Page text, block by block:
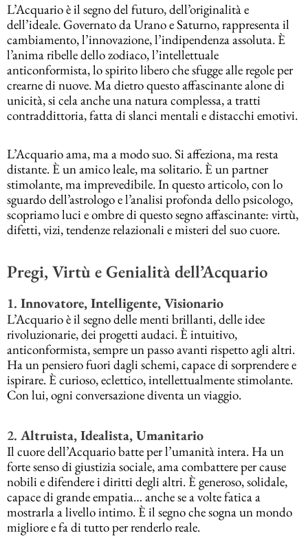
L’Acquario è il segno del futuro, dell’originalità e
dell’ideale. Governato da Urano e Saturno, rappresenta il
cambiamento, l’innovazione, l’indipendenza assoluta. È
l’anima ribelle dello zodiaco, l’intellettuale
anticonformista, lo spirito libero che sfugge alle regole per
crearne di nuove. Ma dietro questo affascinante alone di
unicità, si cela anche una natura complessa, a tratti
contraddittoria, fatta di slanci mentali e distacchi emotivi.
L’Acquario ama, ma a modo suo. Si affeziona, ma resta
distante. È un amico leale, ma solitario. È un partner
stimolante, ma imprevedibile. In questo articolo, con lo
sguardo dell’astrologo e l’analisi profonda dello psicologo,
scopriamo luci e ombre di questo segno affascinante: virtù,
difetti, vizi, tendenze relazionali e misteri del suo cuore.
Pregi, Virtù e Genialità dell’Acquario
1. Innovatore, Intelligente, Visionario
L’Acquario è il segno delle menti brillanti, delle idee
rivoluzionarie, dei progetti audaci. È intuitivo,
anticonformista, sempre un passo avanti rispetto agli altri.
Ha un pensiero fuori dagli schemi, capace di sorprendere e
ispirare. È curioso, eclettico, intellettualmente stimolante.
Con lui, ogni conversazione diventa un viaggio.
2. Altruista, Idealista, Umanitario
Il cuore dell’Acquario batte per l’umanità intera. Ha un
forte senso di giustizia sociale, ama combattere per cause
nobili e difendere i diritti degli altri. È generoso, solidale,
capace di grande empatia… anche se a volte fatica a
mostrarla a livello intimo. È il segno che sogna un mondo
migliore e fa di tutto per renderlo reale.